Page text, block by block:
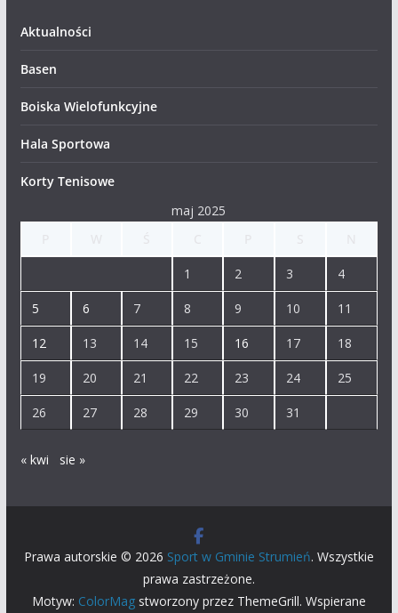
Aktualności
Basen
Boiska Wielofunkcyjne
Hala Sportowa
Korty Tenisowe
maj 2025
1 2 3 4
5 6 7 8 9 10 11
12 13 14 15 16 17 18
19 20 21 22 23 24 25
26 27 28 29 30 31
« kwi sie »
Prawa autorskie © 2026 Sport w Gminie Strumień. Wszystkie
prawa zastrzeżone.
Motyw: ColorMagstworzony przez ThemeGrill. Wspierane